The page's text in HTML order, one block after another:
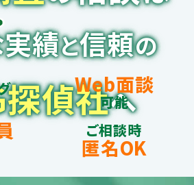
績と信頼の
偵社へ
Web面談
可能
ご相談時
匿名OK